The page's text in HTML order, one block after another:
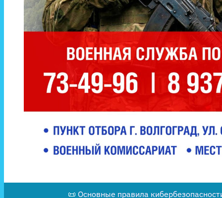
📜 Основные правила